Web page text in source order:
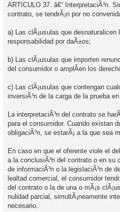
ARTICULO 37. â€“ InterpretaciÃ³n.
contrato, se tendrÃ¡n por no
a) Las clÃ¡usulas que
responsabilidad por daÃ±os;
b) Las clÃ¡usulas que importen
del consumidor o amplÃ­en los
c) Las clÃ¡usulas que contengan
inversiÃ³n de la carga de la prueba
La interpretaciÃ³n del contrato se
para el consumidor. Cuando existan
obligaciÃ³n, se estarÃ¡ a la que sea
En caso en que el oferente viole el
a la conclusiÃ³n del contrato o en su
de informaciÃ³n o la legislaciÃ³n de
lealtad comercial, el consumidor
del contrato o la de una o mÃ¡s
nulidad parcial, simultÃ¡neamente
necesario.